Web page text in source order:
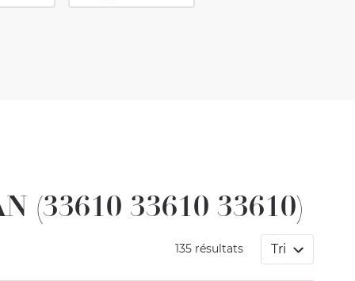
(33610 33610 33610)
135 résultats Tri